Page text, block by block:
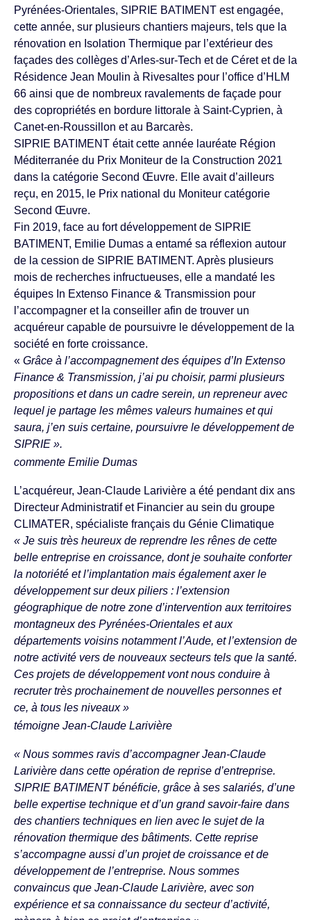
Pyrénées-Orientales, SIPRIE BATIMENT est engagée,
cette année, sur plusieurs chantiers majeurs, tels que la
rénovation en Isolation Thermique par l’extérieur des
façades des collèges d’Arles-sur-Tech et de Céret et de la
Résidence Jean Moulin à Rivesaltes pour l’office d’HLM
66 ainsi que de nombreux ravalements de façade pour
des copropriétés en bordure littorale à Saint-Cyprien, à
Canet-en-Roussillon et au Barcarès.
SIPRIE BATIMENT était cette année lauréate Région
Méditerranée du Prix Moniteur de la Construction 2021
dans la catégorie Second Œuvre. Elle avait d’ailleurs
reçu, en 2015, le Prix national du Moniteur catégorie
Second Œuvre.
Fin 2019, face au fort développement de SIPRIE
BATIMENT, Emilie Dumas a entamé sa réflexion autour
de la cession de SIPRIE BATIMENT. Après plusieurs
mois de recherches infructueuses, elle a mandaté les
équipes In Extenso Finance & Transmission pour
l’accompagner et la conseiller afin de trouver un
acquéreur capable de poursuivre le développement de la
société en forte croissance.
« Grâce à l’accompagnement des équipes d’In Extenso
Finance & Transmission, j’ai pu choisir, parmi plusieurs
propositions et dans un cadre serein, un repreneur avec
lequel je partage les mêmes valeurs humaines et qui
saura, j’en suis certaine, poursuivre le développement de
SIPRIE ».
commente Emilie Dumas
L’acquéreur, Jean-Claude Larivière a été pendant dix ans
Directeur Administratif et Financier au sein du groupe
CLIMATER, spécialiste français du Génie Climatique
« Je suis très heureux de reprendre les rênes de cette
belle entreprise en croissance, dont je souhaite conforter
la notoriété et l’implantation mais également axer le
développement sur deux piliers : l’extension
géographique de notre zone d’intervention aux territoires
montagneux des Pyrénées-Orientales et aux
départements voisins notamment l’Aude, et l’extension de
notre activité vers de nouveaux secteurs tels que la santé.
Ces projets de développement vont nous conduire à
recruter très prochainement de nouvelles personnes et
ce, à tous les niveaux »
témoigne Jean-Claude Larivière
« Nous sommes ravis d’accompagner Jean-Claude
Larivière dans cette opération de reprise d’entreprise.
SIPRIE BATIMENT bénéficie, grâce à ses salariés, d’une
belle expertise technique et d’un grand savoir-faire dans
des chantiers techniques en lien avec le sujet de la
rénovation thermique des bâtiments. Cette reprise
s’accompagne aussi d’un projet de croissance et de
développement de l’entreprise. Nous sommes
convaincus que Jean-Claude Larivière, avec son
expérience et sa connaissance du secteur d’activité,